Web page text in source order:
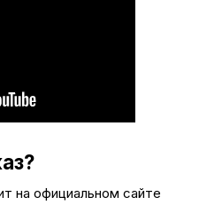
на официальном сайте